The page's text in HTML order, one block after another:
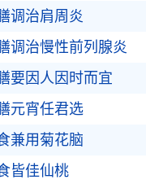
调治肩周炎
调治慢性前列腺炎
要因人因时而宜
元宵任君选
兼用菊花脑
皆佳仙桃